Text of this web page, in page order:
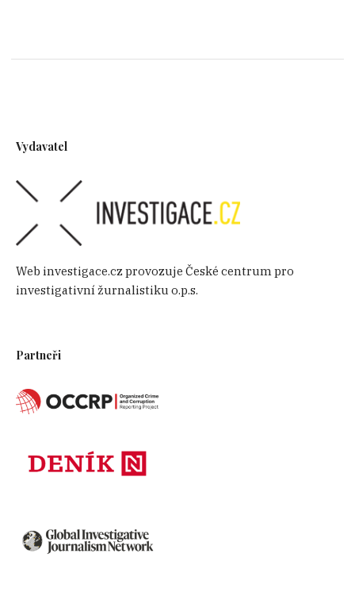
Vydavatel
Web investigace.cz provozuje České centrum pro
investigativní žurnalistiku o.p.s.
Partneři